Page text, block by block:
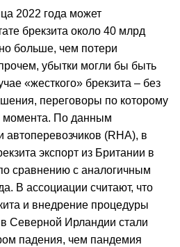
2022 года может
брекзита около 40 млрд
больше, чем потери
убытки могли бы быть
«жесткого» брекзита – без
переговоры по которому
момента. По данным
автоперевозчиков (RHA), в
экспорт из Британии в
сравнению с аналогичным
В ассоциации считают, что
и внедрение процедуры
Северной Ирландии стали
падения, чем пандемия